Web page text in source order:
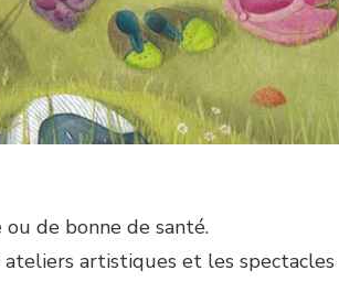
ou de bonne de santé.
artistiques et les spectacles